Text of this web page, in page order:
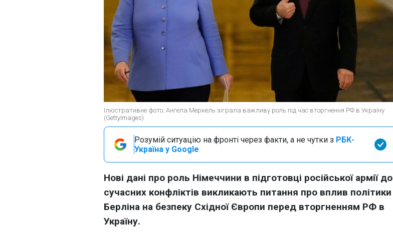
Ілюстративне фото: Ангела Меркель зіграла важливу роль під час вторгнення РФ в Україну
(GettyImages)
Розумій ситуацію на фронті через факти, а не чутки з РБК-
Україна у Google
Нові дані про роль Німеччини в підготовці російської армії до
сучасних конфліктів викликають питання про вплив політики
Берліна на безпеку Східної Європи перед вторгненням РФ в
Україну.